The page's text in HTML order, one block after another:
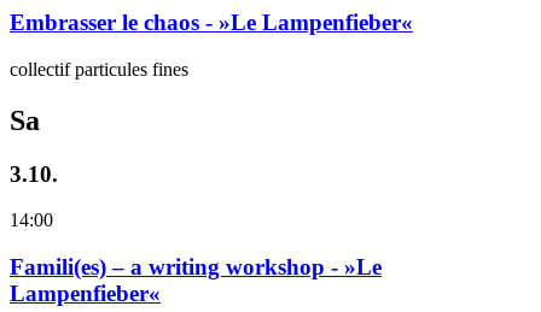
Embrasser le chaos - »Le Lampenfieber«
collectif particules fines
Sa
3.10.
14:00
Famili(es) – a writing workshop - »Le
Lampenfieber«